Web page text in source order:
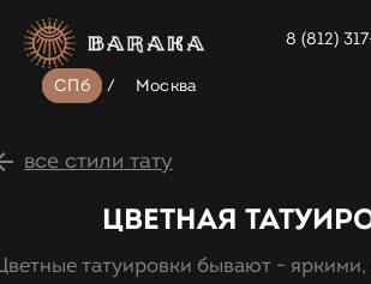
8 (812)
СПб / Москва
все стили тату
ЦВЕТНАЯ
татуировки бывают -